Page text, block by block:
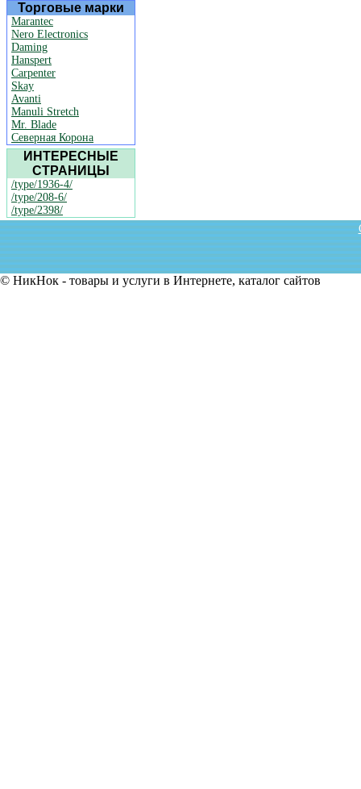
Торговые марки
Marantec
Nero Electronics
Daming
Hanspert
Carpenter
Skay
Avanti
Manuli Stretch
Mr. Blade
Северная Корона
ИНТЕРЕСНЫЕ
СТРАНИЦЫ
/type/1936-4/
/type/208-6/
/type/2398/
© НикНок - товары и услуги в Интернете, каталог сайтов